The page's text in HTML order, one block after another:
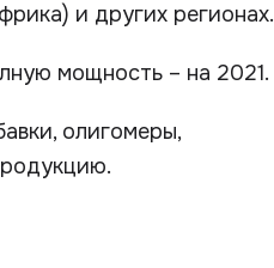
и других регионах.
мощность – на 2021.
олигомеры,